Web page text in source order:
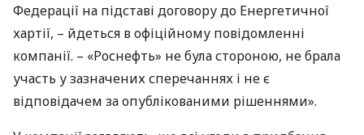
Федерації на підставі договору до Енергетичної
хартії, – йдеться в офіційному повідомленні
компанії. – «Роснефть» не була стороною, не брала
участь у зазначених сперечаннях і не є
відповідачем за опублікованими рішеннями».